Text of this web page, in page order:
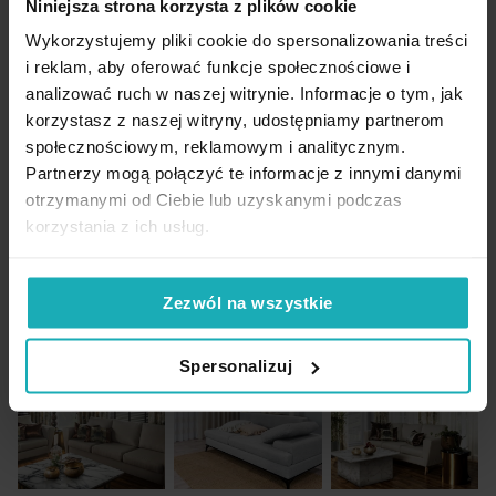
Niniejsza strona korzysta z plików cookie
Wykorzystujemy pliki cookie do spersonalizowania treści
i reklam, aby oferować funkcje społecznościowe i
analizować ruch w naszej witrynie. Informacje o tym, jak
korzystasz z naszej witryny, udostępniamy partnerom
społecznościowym, reklamowym i analitycznym.
Partnerzy mogą połączyć te informacje z innymi danymi
otrzymanymi od Ciebie lub uzyskanymi podczas
korzystania z ich usług.
Zezwól na wszystkie
Spersonalizuj
Tunel to sposób zawieszenia zasłony stosowany tylko
na karnisze drążkowe. Pozwala on na płynną regulację
marszczenia tkaniny. Tunel ma szerokość 5 cm i
posiada ozdobny wypust o szerokości 2 cm. W
kalkulatorze wpisz szerokość na płasko przed
zmarszczeniem.
Czytaj więcej
Pokaż
Firana szyta na tunelu
Tunel to sposób zawieszenia firany stosowany tylko na
karnisze drążkowe. Pozwala on na płynną regulację
marszczenia tkaniny. Tunel ma szerokość 5 cm i
posiada ozdobny wypust o szerokości 2 cm. W
kalkulatorze wpisz szerokość na płasko przed
zmarszczeniem.
Czytaj więcej
Pokaż